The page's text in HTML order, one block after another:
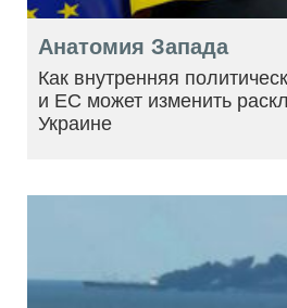
Анатомия Запада
Как внутренняя
и ЕС может изменить
Украине